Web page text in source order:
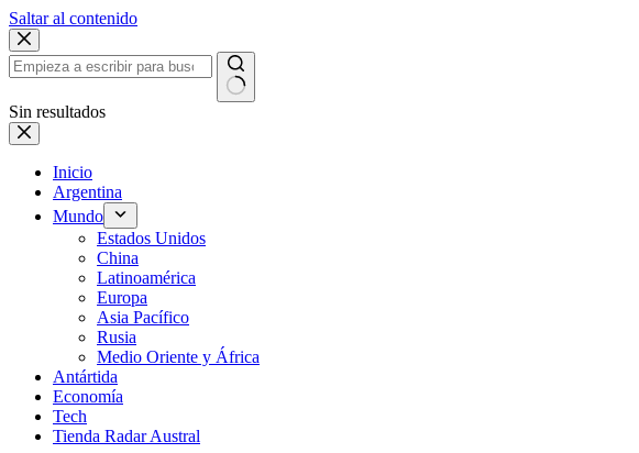
Saltar al contenido
Sin resultados
Inicio
Argentina
Mundo
Estados Unidos
China
Latinoamérica
Europa
Asia Pacífico
Rusia
Medio Oriente y África
Antártida
Economía
Tech
Tienda Radar Austral